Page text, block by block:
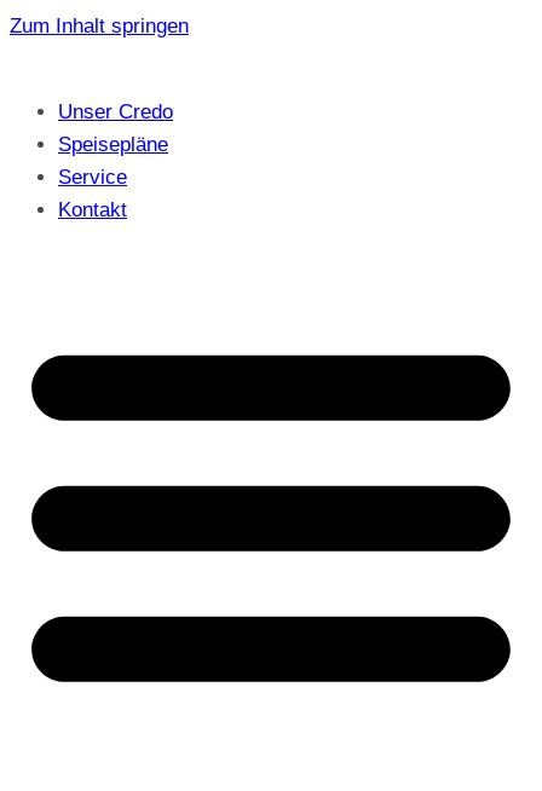
Zum Inhalt springen
Unser Credo
Speisepläne
Service
Kontakt